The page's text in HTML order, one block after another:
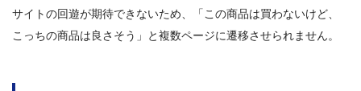
サイトの回遊が期待できないため、「この商品は買わないけど、
こっちの商品は良さそう」と複数ページに遷移させられません。